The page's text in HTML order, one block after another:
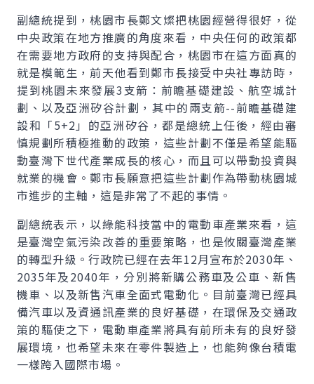
副總統提到，桃園市長鄭文燦把桃園經營得很好，從
中央政策在地方推廣的角度來看，中央任何的政策都
在需要地方政府的支持與配合，桃園市在這方面真的
就是模範生，前天他看到鄭市長接受中央社專訪時，
提到桃園未來發展3支箭：前瞻基礎建設、航空城計
劃、以及亞洲矽谷計劃，其中的兩支箭--前瞻基礎建
設和「5+2」的亞洲矽谷，都是總統上任後，經由審
慎規劃所積極推動的政策，這些計劃不僅是希望能驅
動臺灣下世代產業成長的核心，而且可以帶動投資與
就業的機會。鄭市長願意把這些計劃作為帶動桃園城
市進步的主軸，這是非常了不起的事情。
副總統表示，以綠能科技當中的電動車產業來看，這
是臺灣空氣污染改善的重要策略，也是攸關臺灣產業
的轉型升級。行政院已經在去年12月宣布於2030年、
2035年及2040年，分別將新購公務車及公車、新售
機車、以及新售汽車全面式電動化。目前臺灣已經具
備汽車以及資通訊產業的良好基礎，在環保及交通政
策的驅使之下，電動車產業將具有前所未有的良好發
展環境，也希望未來在零件製造上，也能夠像台積電
一樣跨入國際市場。